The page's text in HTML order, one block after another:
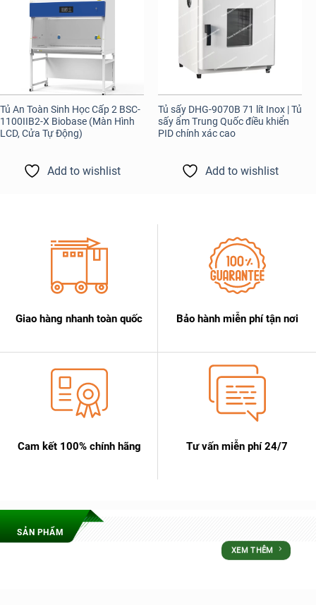
Tủ An Toàn Sinh Học Cấp 2 BSC-
1100IIB2-X Biobase (Màn Hình
LCD, Cửa Tự Động)
Add to wishlist
Tủ sấy DHG-9070B 71 lít Inox | Tủ
sấy ẩm Trung Quốc điều khiển
PID chính xác cao
Add to wishlist
Giao hàng nhanh toàn quốc Bảo hành miễn phí tận nơi
Cam kết 100% chính hãng Tư vấn miễn phí 24/7
SẢN PHẨM
XEM THÊM